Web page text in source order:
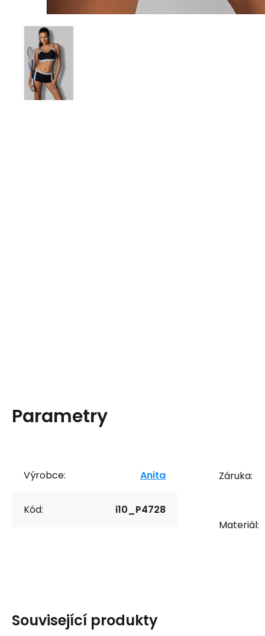
Parametry
Výrobce: Anita
Kód: i10_P4728
Záruka:
Materiál:
Související produkty